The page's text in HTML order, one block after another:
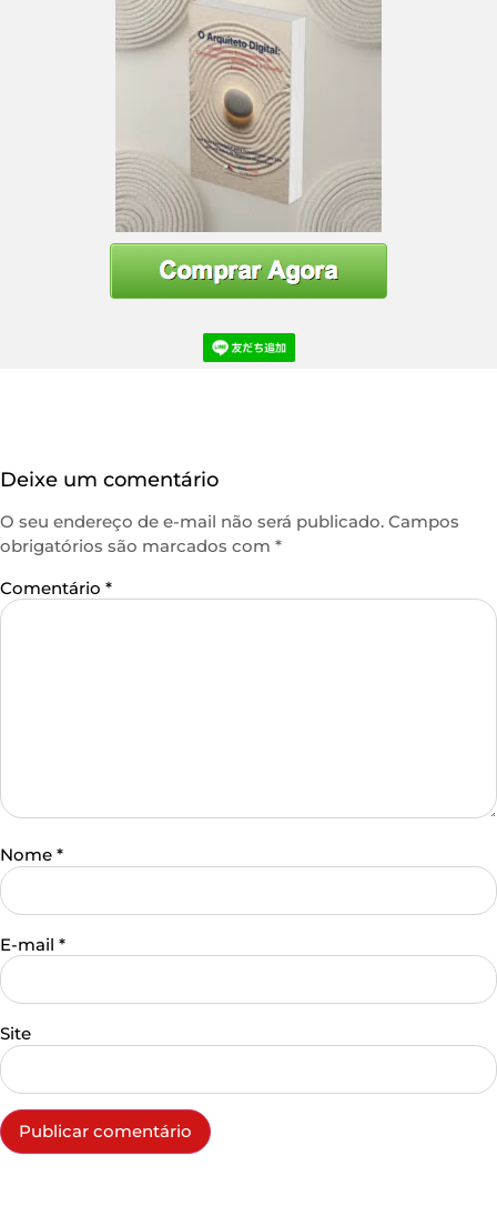
Deixe um comentário
O seu endereço de e-mail não será publicado. Campos
obrigatórios são marcados com *
Comentário *
Nome *
E-mail *
Site